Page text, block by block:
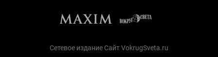
Сетевое издание Сайт VokrugSveta.ru